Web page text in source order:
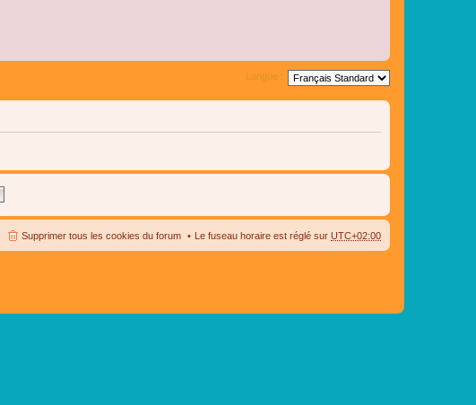
Langue :
Le fuseau horaire est réglé sur UTC+02:00
Supprimer tous les cookies du forum